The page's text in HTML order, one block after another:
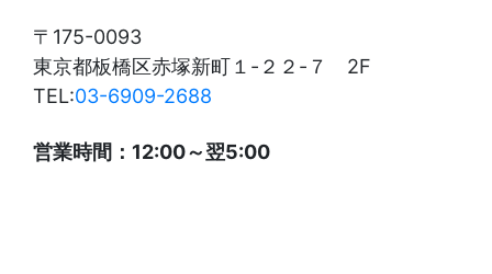
〒175-0093
東京都板橋区赤塚新町１-２２-７ 2F
TEL:03-6909-2688
営業時間：12:00～翌5:00